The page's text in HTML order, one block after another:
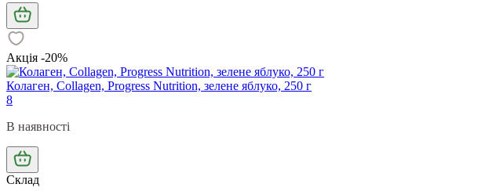
Акція -20%
Колаген, Collagen, Progress Nutrition, зелене яблуко, 250 г
8
В наявності
Склад